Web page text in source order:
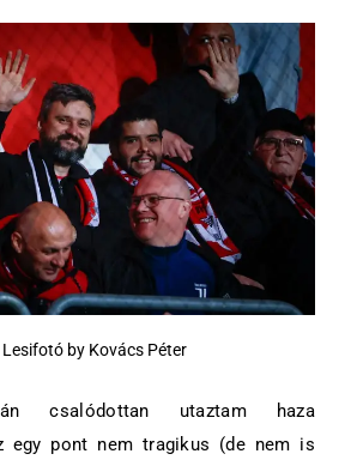
Lesifotó by Kovács Péter
csalódottan utaztam haza
egy pont nem tragikus (de nem is